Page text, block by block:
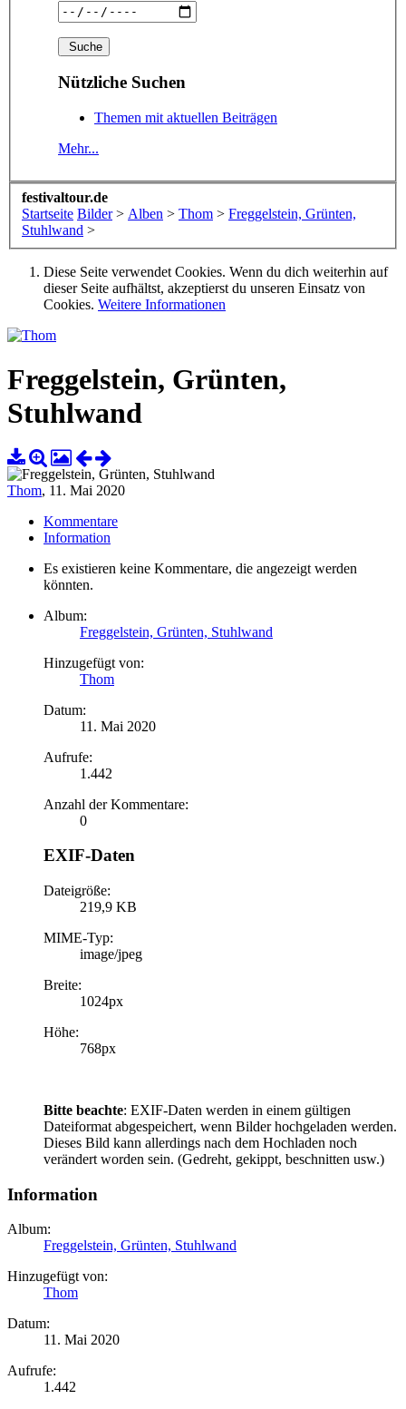
Nützliche Suchen
Themen mit aktuellen Beiträgen
Mehr...
festivaltour.de
Startseite Bilder > Alben > Thom > Freggelstein, Grünten,
Stuhlwand >
Diese Seite verwendet Cookies. Wenn du dich weiterhin auf
dieser Seite aufhältst, akzeptierst du unseren Einsatz von
Cookies. Weitere Informationen
Freggelstein, Grünten,
Stuhlwand
Thom, 11. Mai 2020
Kommentare
Information
Es existieren keine Kommentare, die angezeigt werden
könnten.
Album:
Freggelstein, Grünten, Stuhlwand
Hinzugefügt von:
Thom
Datum:
11. Mai 2020
Aufrufe:
1.442
Anzahl der Kommentare:
0
EXIF-Daten
Dateigröße:
219,9 KB
MIME-Typ:
image/jpeg
Breite:
1024px
Höhe:
768px
Bitte beachte: EXIF-Daten werden in einem gültigen
Dateiformat abgespeichert, wenn Bilder hochgeladen werden.
Dieses Bild kann allerdings nach dem Hochladen noch
verändert worden sein. (Gedreht, gekippt, beschnitten usw.)
Information
Album:
Freggelstein, Grünten, Stuhlwand
Hinzugefügt von:
Thom
Datum:
11. Mai 2020
Aufrufe:
1.442